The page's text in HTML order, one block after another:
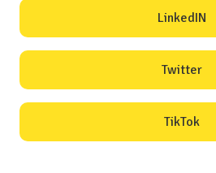
LinkedIN
Twitter
TikTok